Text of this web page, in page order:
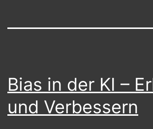
Bias in der KI –
und Verbessern